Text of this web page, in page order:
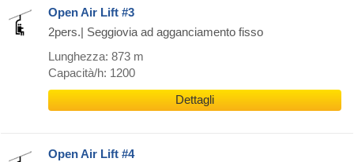
Open Air Lift #3
2pers.| Seggiovia ad agganciamento fisso
Lunghezza: 873 m
Capacità/h: 1200
Dettagli
Open Air Lift #4